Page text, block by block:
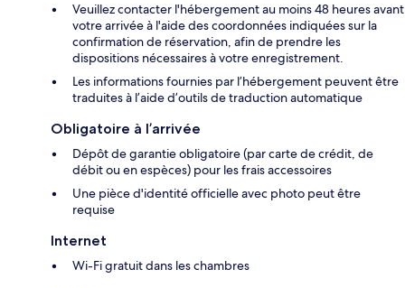
Veuillez contacter l'hébergement au moins 48 heures avant
votre arrivée à l'aide des coordonnées indiquées sur la
confirmation de réservation, afin de prendre les
dispositions nécessaires à votre enregistrement.
Les informations fournies par l’hébergement peuvent être
traduites à l’aide d’outils de traduction automatique
Obligatoire à l’arrivée
Dépôt de garantie obligatoire (par carte de crédit, de
débit ou en espèces) pour les frais accessoires
Une pièce d'identité officielle avec photo peut être
requise
Internet
Wi-Fi gratuit dans les chambres